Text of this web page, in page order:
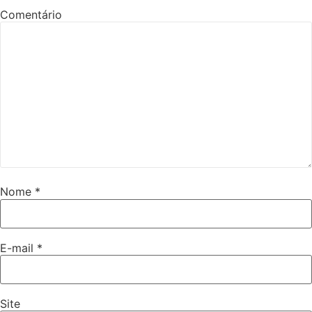
Comentário
Nome *
E-mail *
Site